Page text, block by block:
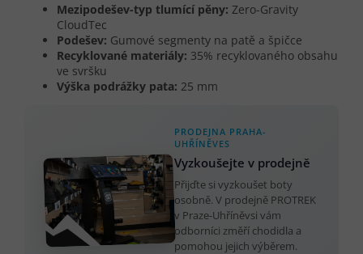
Mezipodešev-typ tlumící pěny: Zero-Gravity
CloudTec
Podešev: Gumové segmenty na patě a špičce
Recyklované materiály: 35% recyklovaného obsahu
ve svršku
Výška podrážky pata: 25 mm
PRODEJNA PRAHA-
UHŘÍNĚVES
Vyzkoušejte v prodejně
Přijďte si vyzkoušet boty
osobně. V prodejně PROTREK
v Praze-Uhříněvsi vám
odborníci změří chodidla a
pomohou jejich výběrem.